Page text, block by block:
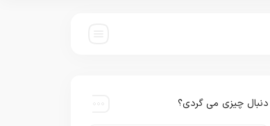
دنبال چیزی می گردی؟